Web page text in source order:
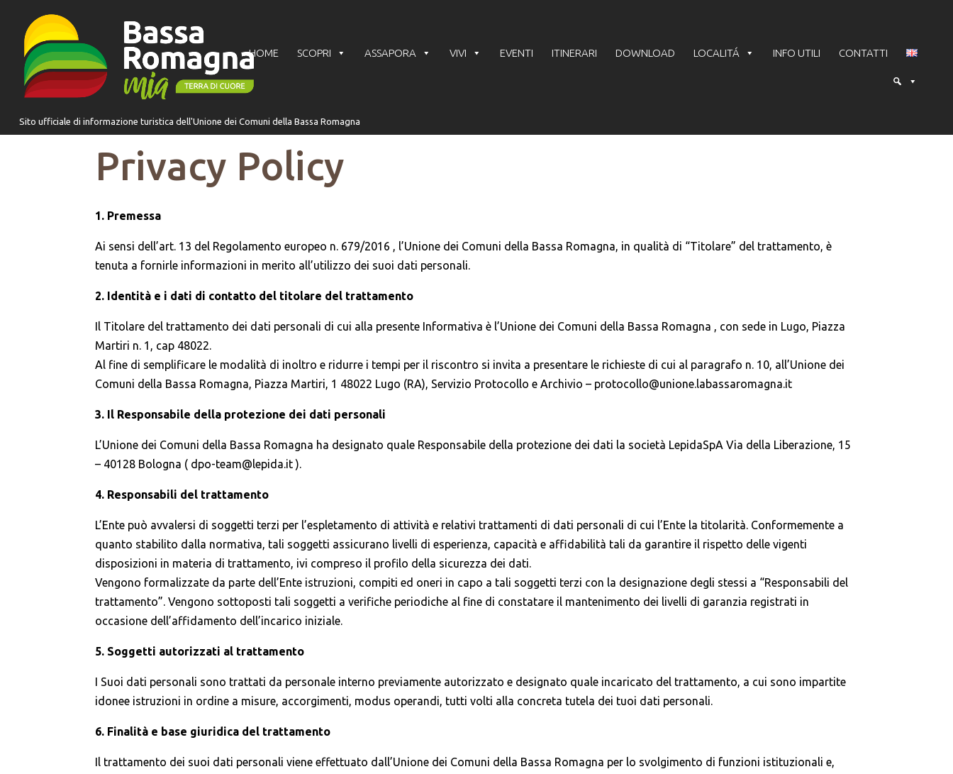
HOME SCOPRI ASSAPORA VIVI EVENTI ITINERARI DOWNLOAD LOCALITÁ INFO UTILI CONTATTI
Privacy Policy
1. Premessa
Ai sensi dell’art. 13 del Regolamento europeo n. 679/2016 , l’Unione dei Comuni della Bassa Romagna, in qualità di “Titolare” del trattamento, è
tenuta a fornirle informazioni in merito all’utilizzo dei suoi dati personali.
2. Identità e i dati di contatto del titolare del trattamento
Il Titolare del trattamento dei dati personali di cui alla presente Informativa è l’Unione dei Comuni della Bassa Romagna , con sede in Lugo, Piazza
Martiri n. 1, cap 48022.
Al fine di semplificare le modalità di inoltro e ridurre i tempi per il riscontro si invita a presentare le richieste di cui al paragrafo n. 10, all’Unione dei
Comuni della Bassa Romagna, Piazza Martiri, 1 48022 Lugo (RA), Servizio Protocollo e Archivio – protocollo@unione.labassaromagna.it
3. Il Responsabile della protezione dei dati personali
L’Unione dei Comuni della Bassa Romagna ha designato quale Responsabile della protezione dei dati la società LepidaSpA Via della Liberazione, 15
– 40128 Bologna ( dpo-team@lepida.it ).
4. Responsabili del trattamento
L’Ente può avvalersi di soggetti terzi per l’espletamento di attività e relativi trattamenti di dati personali di cui l’Ente la titolarità. Conformemente a
quanto stabilito dalla normativa, tali soggetti assicurano livelli di esperienza, capacità e affidabilità tali da garantire il rispetto delle vigenti
disposizioni in materia di trattamento, ivi compreso il profilo della sicurezza dei dati.
Vengono formalizzate da parte dell’Ente istruzioni, compiti ed oneri in capo a tali soggetti terzi con la designazione degli stessi a “Responsabili del
trattamento”. Vengono sottoposti tali soggetti a verifiche periodiche al fine di constatare il mantenimento dei livelli di garanzia registrati in
occasione dell’affidamento dell’incarico iniziale.
5. Soggetti autorizzati al trattamento
I Suoi dati personali sono trattati da personale interno previamente autorizzato e designato quale incaricato del trattamento, a cui sono impartite
idonee istruzioni in ordine a misure, accorgimenti, modus operandi, tutti volti alla concreta tutela dei tuoi dati personali.
6. Finalità e base giuridica del trattamento
Il trattamento dei suoi dati personali viene effettuato dall’Unione dei Comuni della Bassa Romagna per lo svolgimento di funzioni istituzionali e,